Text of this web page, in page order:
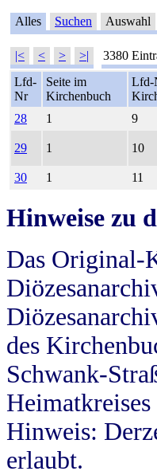
Alles Suchen Auswahl
|< < > >| 3380
Lfd-
Nr
Seite im
Kirchenbuch
Lfd-
28
1 9
29 1 10
30 1 11
Hinweise zu
Das Original-
des
Schwank-
Hinweis:
erlaubt.